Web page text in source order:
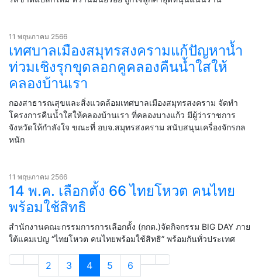
11 พฤษภาคม 2566
เทศบาลเมืองสมุทรสงครามแก้ปัญหาน้ำ
ท่วมเชิงรุกขุดลอกคูคลองคืนน้ำใสให้
คลองบ้านเรา
กองสาธารณสุขและสิ่งแวดล้อมเทศบาลเมืองสมุทรสงคราม จัดทำ
โครงการคืนน้ำใสให้คลองบ้านเรา ที่คลองบางแก้ว มีผู้ว่าราชการ
จังหวัดให้กำลังใจ ขณะที่ อบจ.สมุทรสงคราม สนับสนุนเครื่องจักรกล
หนัก
11 พฤษภาคม 2566
14 พ.ค. เลือกตั้ง 66 ไทยโหวต คนไทย
พร้อมใช้สิทธิ
สำนักงานคณะกรรมการการเลือกตั้ง (กกต.)จัดกิจกรรม BIG DAY ภาย
ใต้แคมเปญ “ไทยโหวต คนไทยพร้อมใช้สิทธิ” พร้อมกันทั่วประเทศ
2 3 4 5 6